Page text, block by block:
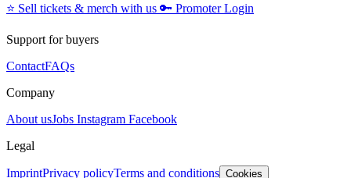
⭐️ Sell tickets & merch with us 🔑 Promoter Login
Support for buyers
ContactFAQs
Company
About usJobs Instagram Facebook
Legal
ImprintPrivacy policyTerms and conditions Cookies